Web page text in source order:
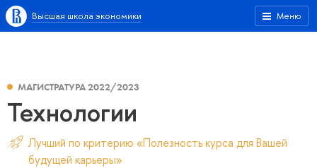
Меню
Высшая школа экономики
МАГИСТРАТУРА 2022/2023
Технологии
Лучший по критерию «Полезность курса для Вашей
будущей карьеры»